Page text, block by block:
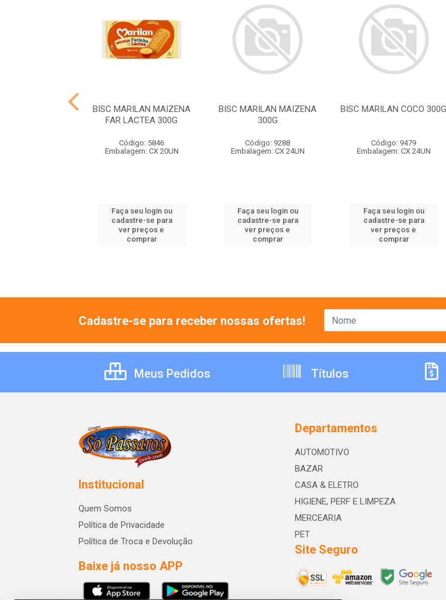
BISC MARILAN MAIZENA
FAR LACTEA 300G
Código: 5846
Embalagem: CX 20UN
Faça seu login ou
cadastre-se para
ver preços e
comprar
BISC MARILAN MAIZENA
300G
Código: 9288
Embalagem: CX 24UN
Faça seu login ou
cadastre-se para
ver preços e
comprar
BISC MARILAN COCO 300G
Código: 9479
Embalagem: CX 24UN
Faça seu login ou
cadastre-se para
ver preços e
comprar
Cadastre-se para receber nossas ofertas!
Meus Pedidos Títulos
Institucional
Quem Somos
Política de Privacidade
Política de Troca e Devolução
Baixe já nosso APP
Departamentos
AUTOMOTIVO
BAZAR
CASA & ELETRO
HIGIENE, PERF E LIMPEZA
MERCEARIA
PET
Site Seguro